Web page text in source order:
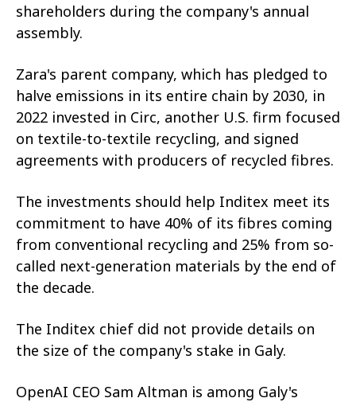
shareholders during the company's annual
assembly.
Zara's parent company, which has pledged to
halve emissions in its entire chain by 2030, in
2022 invested in Circ, another U.S. firm focused
on textile-to-textile recycling, and signed
agreements with producers of recycled fibres.
The investments should help Inditex meet its
commitment to have 40% of its fibres coming
from conventional recycling and 25% from so-
called next-generation materials by the end of
the decade.
The Inditex chief did not provide details on
the size of the company's stake in Galy.
OpenAI CEO Sam Altman is among Galy's